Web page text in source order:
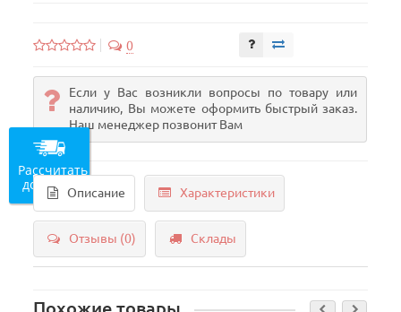
0
Если у Вас возникли вопросы по товару или
наличию, Вы можете оформить быстрый заказ.
Наш менеджер позвонит Вам
Описание Характеристики
Отзывы (0) Склады
Рассчитать
доставку